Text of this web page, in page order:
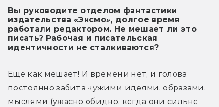
Вы руководите отделом фантастики
издательства «Эксмо», долгое время
работали редактором. Не мешает ли это
писать? Рабочая и писательская
идентичности не сталкиваются?
Ещё как мешает! И времени нет, и голова
постоянно забита чужими идеями, образами,
мыслями (ужасно обидно, когда они сильно